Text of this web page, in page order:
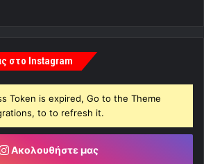
στο Instagram
Token is expired, Go to the Theme
to to refresh it.
Ακολουθήστε μας